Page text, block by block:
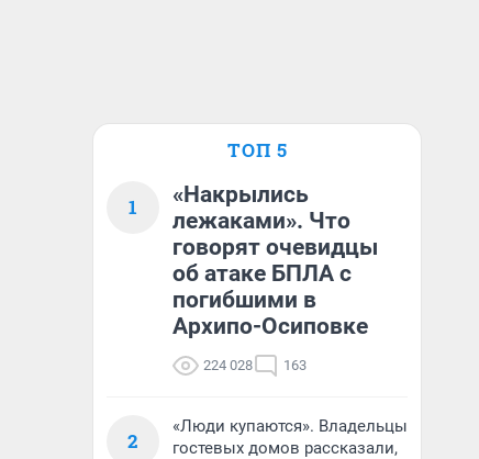
ТОП 5
1
«Накрылись
лежаками». Что
говорят очевидцы
об атаке БПЛА с
погибшими в
Архипо-Осиповке
224 028 163
2
«Люди купаются». Владельцы
гостевых домов рассказали,